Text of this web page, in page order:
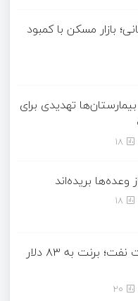
بازار مسکن با کمبود
تهدیدی برای
18
وعده‌ها بریده‌اند
18
جهش دوباره قیمت نفت؛ برنت به ۸۳ دلار
20